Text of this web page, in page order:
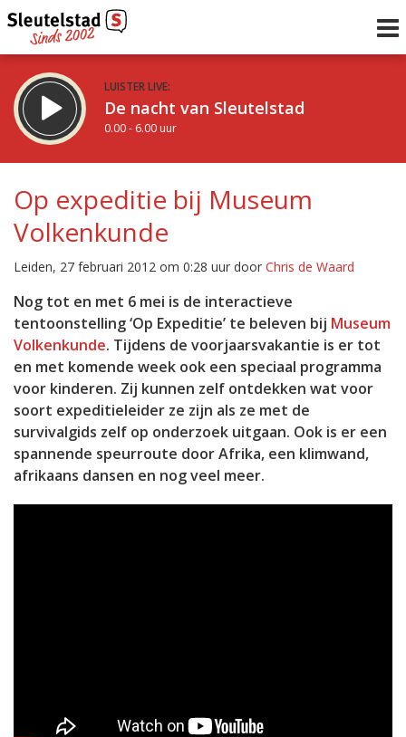
LUISTER LIVE:
De nacht van Sleutelstad
0.00 - 6.00 uur
De ochtend van Sleutelstad
6.00 - 12.00 uur
Vorig uur
Inklappen
Op expeditie bij Museum
Volkenkunde
Leiden, 27 februari 2012 om 0:28 uur door Chris de Waard
Nog tot en met 6 mei is de interactieve
tentoonstelling ‘Op Expeditie’ te beleven bij Museum
Volkenkunde. Tijdens de voorjaarsvakantie is er tot
en met komende week ook een speciaal programma
voor kinderen. Zij kunnen zelf ontdekken wat voor
soort expeditieleider ze zijn als ze met de
survivalgids zelf op onderzoek uitgaan. Ook is er een
spannende speurroute door Afrika, een klimwand,
afrikaans dansen en nog veel meer.